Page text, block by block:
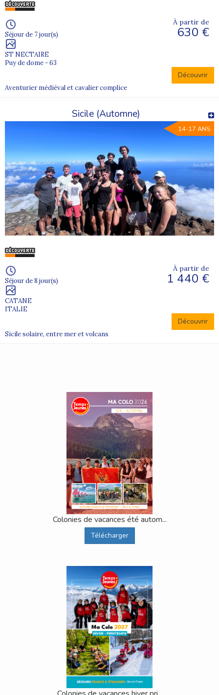
Séjour de 7 jour(s)
ST NECTAIRE
Puy de dome - 63
À partir de
630 €
Découvrir
Aventurier médiéval et cavalier complice
Sicile (Automne)
14-17 ANS
Séjour de 8 jour(s)
CATANE
ITALIE
À partir de
1 440 €
Découvrir
Sicile solaire, entre mer et volcans
Colonies de vacances été autom...
Télécharger